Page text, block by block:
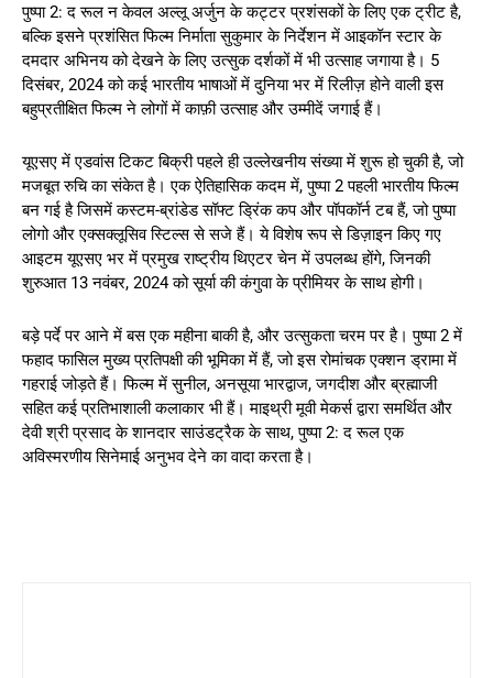
पुष्पा 2: द रूल न केवल अल्लू अर्जुन के कट्टर प्रशंसकों के लिए एक ट्रीट है,
बल्कि इसने प्रशंसित फिल्म निर्माता सुकुमार के निर्देशन में आइकॉन स्टार के
दमदार अभिनय को देखने के लिए उत्सुक दर्शकों में भी उत्साह जगाया है। 5
दिसंबर, 2024 को कई भारतीय भाषाओं में दुनिया भर में रिलीज़ होने वाली इस
बहुप्रतीक्षित फिल्म ने लोगों में काफ़ी उत्साह और उम्मीदें जगाई हैं।
यूएसए में एडवांस टिकट बिक्री पहले ही उल्लेखनीय संख्या में शुरू हो चुकी है, जो
मजबूत रुचि का संकेत है। एक ऐतिहासिक कदम में, पुष्पा 2 पहली भारतीय फिल्म
बन गई है जिसमें कस्टम-ब्रांडेड सॉफ्ट ड्रिंक कप और पॉपकॉर्न टब हैं, जो पुष्पा
लोगो और एक्सक्लूसिव स्टिल्स से सजे हैं। ये विशेष रूप से डिज़ाइन किए गए
आइटम यूएसए भर में प्रमुख राष्ट्रीय थिएटर चेन में उपलब्ध होंगे, जिनकी
शुरुआत 13 नवंबर, 2024 को सूर्या की कंगुवा के प्रीमियर के साथ होगी।
बड़े पर्दे पर आने में बस एक महीना बाकी है, और उत्सुकता चरम पर है। पुष्पा 2 में
फहाद फासिल मुख्य प्रतिपक्षी की भूमिका में हैं, जो इस रोमांचक एक्शन ड्रामा में
गहराई जोड़ते हैं। फिल्म में सुनील, अनसूया भारद्वाज, जगदीश और ब्रह्माजी
सहित कई प्रतिभाशाली कलाकार भी हैं। माइथ्री मूवी मेकर्स द्वारा समर्थित और
देवी श्री प्रसाद के शानदार साउंडट्रैक के साथ, पुष्पा 2: द रूल एक
अविस्मरणीय सिनेमाई अनुभव देने का वादा करता है।